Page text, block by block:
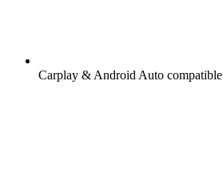
Carplay & Android Auto compatible